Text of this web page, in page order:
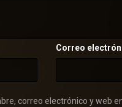
Correo
correo electrónico y web